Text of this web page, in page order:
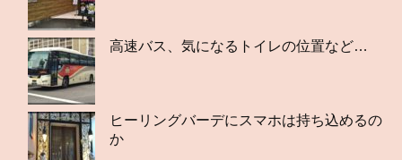
高速バス、気になるトイレの位置など…
ヒーリングバーデにスマホは持ち込めるの
か